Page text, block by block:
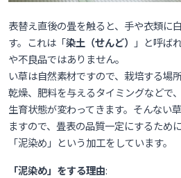
表替え直後の畳を触ると、手や衣類に
す。これは「染土（せんど）
」と呼ば
や不良品ではありません。
い草は自然素材ですので、栽培する場
乾燥、肥料を与えるタイミングなどで
生育状態が変わってきます。そんない
ますので、畳表の品質一定にするため
「泥染め」という加工をしています。
「泥染め」をする理由: